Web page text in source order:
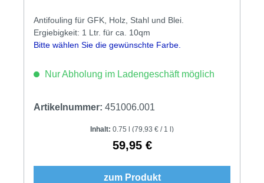
Antifouling für GFK, Holz, Stahl und Blei.
Ergiebigkeit: 1 Ltr. für ca. 10qm
Bitte wählen Sie die gewünschte Farbe.
Nur Abholung im Ladengeschäft möglich
Artikelnummer: 451006.001
Inhalt: 0.75 l (79,93 € / 1 l)
Regulärer Preis:
59,95 €
zum Produkt